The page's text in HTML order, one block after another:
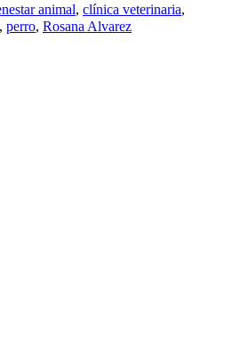
animal, clínica veterinaria,
, perro, Rosana Alvarez